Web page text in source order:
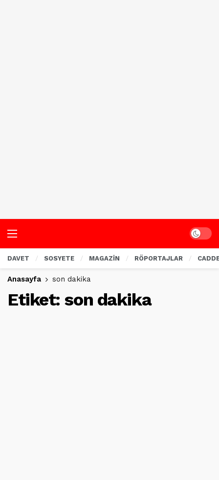
Dark
DAVET SOSYETE MAGAZİN RÖPORTAJLAR
Anasayfa son dakika
Etiket: son dakika